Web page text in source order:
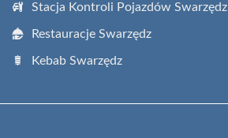
Stacja Kontroli Pojazdów Swarzędz
Restauracje Swarzędz
Kebab Swarzędz